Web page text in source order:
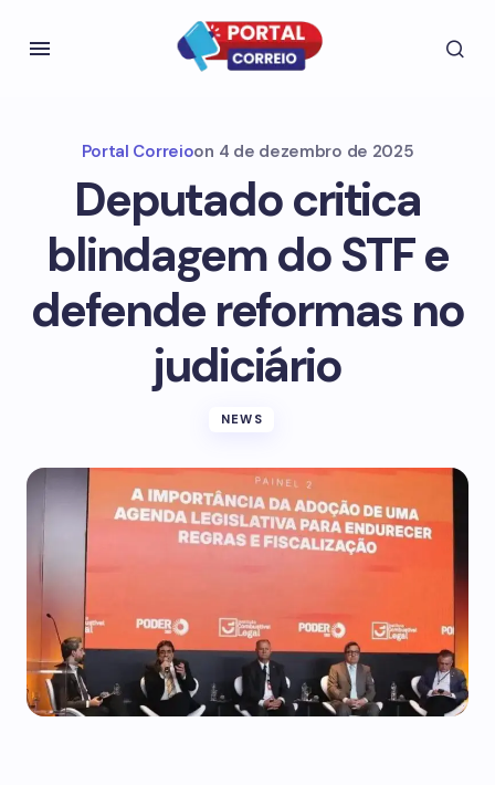
Portal Correioon 4 de dezembro de 2025
Deputado critica
blindagem do STF e
defende reformas no
judiciário
NEWS